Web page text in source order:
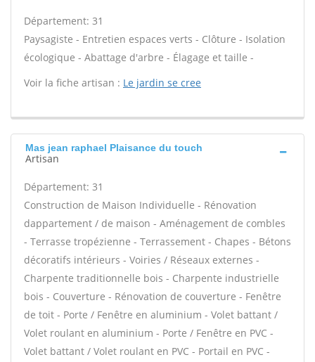
Département: 31
Paysagiste - Entretien espaces verts - Clôture - Isolation
écologique - Abattage d'arbre - Élagage et taille -
Voir la fiche artisan : Le jardin se cree
Mas jean raphael Plaisance du touch
Artisan
Département: 31
Construction de Maison Individuelle - Rénovation
dappartement / de maison - Aménagement de combles
- Terrasse tropézienne - Terrassement - Chapes - Bétons
décoratifs intérieurs - Voiries / Réseaux externes -
Charpente traditionnelle bois - Charpente industrielle
bois - Couverture - Rénovation de couverture - Fenêtre
de toit - Porte / Fenêtre en aluminium - Volet battant /
Volet roulant en aluminium - Porte / Fenêtre en PVC -
Volet battant / Volet roulant en PVC - Portail en PVC -